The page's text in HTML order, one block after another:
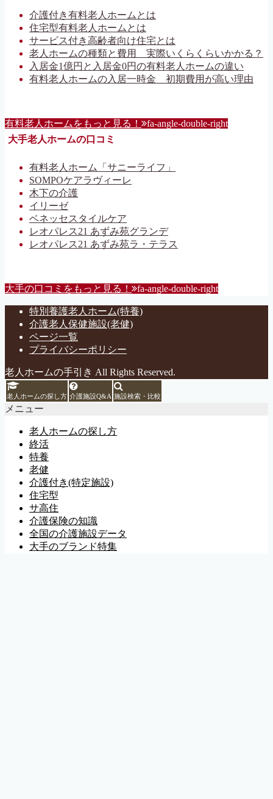
介護付き有料老人ホームとは
住宅型有料老人ホームとは
サービス付き高齢者向け住宅とは
老人ホームの種類と費用 実際いくらくらいかかる？
入居金1億円と入居金0円の有料老人ホームの違い
有料老人ホームの入居一時金 初期費用が高い理由
有料老人ホームをもっと見る！ fa-angle-double-right
大手老人ホームの口コミ
有料老人ホーム「サニーライフ」
SOMPOケアラヴィーレ
木下の介護
イリーゼ
ベネッセスタイルケア
レオパレス21 あずみ苑グランデ
レオパレス21 あずみ苑ラ・テラス
大手の口コミをもっと見る！ fa-angle-double-right
特別養護老人ホーム(特養)
介護老人保健施設(老健)
ページ一覧
プライバシーポリシー
老人ホームの手引き All Rights Reserved.
老人ホームの探し方 介護施設Q&A 施設検索・比較
メニュー
老人ホームの探し方
終活
特養
老健
介護付き(特定施設)
住宅型
サ高住
介護保険の知識
全国の介護施設データ
大手のブランド特集